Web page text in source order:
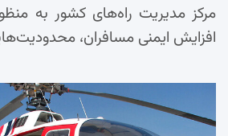
مرکز مدیریت راه‌های کشور به
افزایش ایمنی مسافران،